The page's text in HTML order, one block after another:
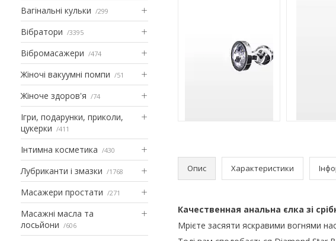
Вагінальні кульки 299
Вібратори 3395
Вібромасажери 474
Жіночі вакуумні помпи 51
Жіноче здоров'я 74
Ігри, подарунки, приколи,
цукерки
411
Інтимна косметика 430
Лубриканти і змазки 1768
Масажери простати 271
Масажні масла та
лосьйони
606
Опис Характеристики
Качественная анальна єлка зі
Мрієте засяяти яскравими вогнями